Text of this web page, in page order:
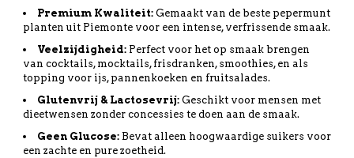
Premium Kwaliteit:Gemaakt van de beste pepermunt
planten uit Piemonte voor een intense, verfrissende smaak.
Veelzijdigheid:Perfect voor het op smaak brengen
van cocktails, mocktails, frisdranken, smoothies, en als
topping voor ijs, pannenkoeken en fruitsalades.
Glutenvrij & Lactosevrij:Geschikt voor mensen met
dieetwensen zonder concessies te doen aan de smaak.
Geen Glucose:Bevat alleen hoogwaardige suikers voor
een zachte en pure zoetheid.